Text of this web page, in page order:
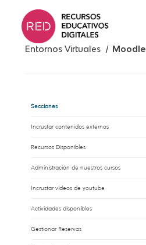
Saltar
contenido.
Entornos Virtuales /Moodle
Secciones
Incrustar contenidos externos
Recursos Disponibles
Administración de nuestros cursos
Incrustar vídeos de youtube
Actividades disponibles
Gestionar Reservas